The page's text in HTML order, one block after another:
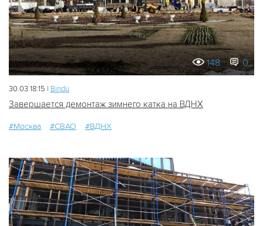
148 0
30.03 18:15 | Bindu
Завершается демонтаж зимнего катка на ВДНХ
#Москва #СВАО #ВДНХ